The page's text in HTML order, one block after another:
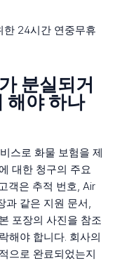
한 24시간 연중무휴
분실되거
해야 하나
스로 화물 보험을 제
대한 청구의 주요
객은 추적 번호, Air
과 같은 지원 문서,
포장의 사진을 참조
해야 합니다. 회사의
으로 완료되었는지